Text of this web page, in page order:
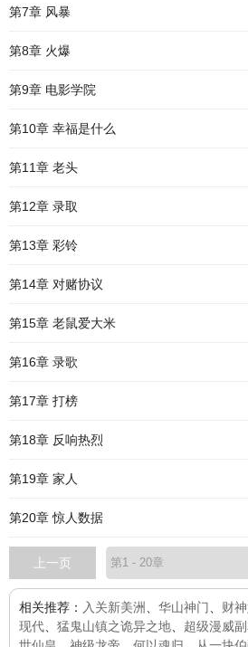
第7章 风暴
第8章 火爆
第9章 电影学院
第10章 幸福是什么
第11章 老头
第12章 录取
第13章 彩铃
第14章 对赌协议
第15章 老鼠爱大米
第16章 录歌
第17章 打榜
第18章 反响热烈
第19章 家人
第20章 惊人数据
上一页
相关推荐： 入关新美洲 华山神门 财
现代
猛鬼山镇之诡异之地 超级漫威